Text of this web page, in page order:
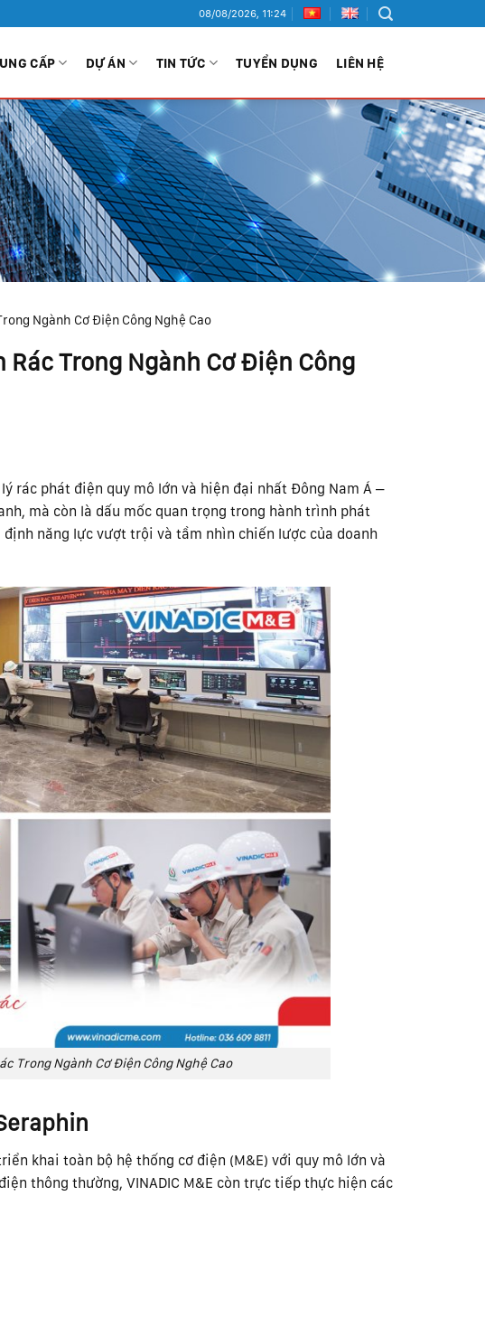
08/08/2026, 11:24
CẤP DỰ ÁN TIN TỨC TUYỂN DỤNG LIÊN HỆ
Ngành Cơ Điện Công Nghệ Cao
Trong Ngành Cơ Điện Công
rác phát điện quy mô lớn và hiện đại nhất Đông Nam Á –
mà còn là dấu mốc quan trọng trong hành trình phát
định năng lực vượt trội và tầm nhìn chiến lược của doanh
Trong Ngành Cơ Điện Công Nghệ Cao
khai toàn bộ hệ thống cơ điện (M&E) với quy mô lớn và
thông thường, VINADIC M&E còn trực tiếp thực hiện các